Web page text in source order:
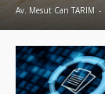
Av. Mesut Can TARIM -